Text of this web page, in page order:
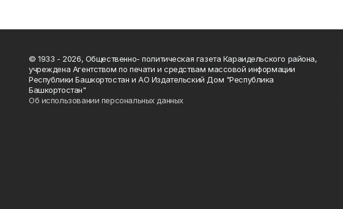
© 1933 - 2026, Общественно- политическая газета Караидельского района,
учреждена Агентством по печати и средствам массовой информации
Республики Башкортостан и АО Издательский Дом "Республика
Башкортостан"
Об использовании персональных данных